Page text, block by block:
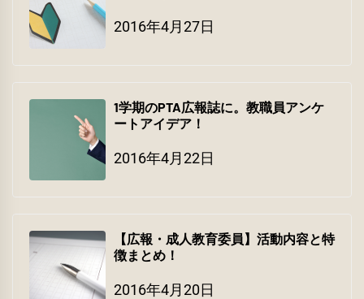
2016年4月27日
1学期のPTA広報誌に。教職員アンケ
ートアイデア！
2016年4月22日
【広報・成人教育委員】活動内容と特
徴まとめ！
2016年4月20日